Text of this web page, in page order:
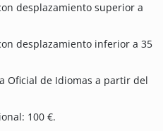
desplazamiento superior a
desplazamiento inferior a 35
Oficial de Idiomas a partir del
100 €.